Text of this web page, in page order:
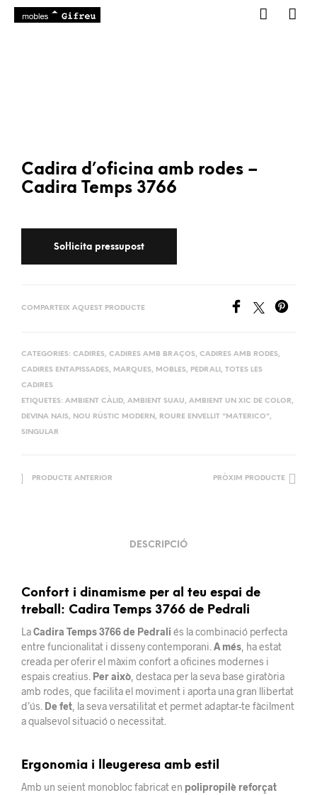
Cadira d’oficina amb rodes –
Cadira Temps 3766
COMPARTEIX AQUEST PRODUCTE
CATEGORIES: CADIRES, CADIRES AMB BRAÇOS, CADIRES AMB RODES,
CADIRES ENTAPISSADES, MARQUES, MOBLES, PEDRALI , TOTES LES
CADIRES
ETIQUETES: AMBIENT CÀLID, AMBIENT SUAU, AMBIENT UN XIC DE COLOR,
DEVINA NAIS, NOU RÚSTIC MODERN , ROURE ENVELLIT "MATERICO",
SINGULAR
PRODUCTE ANTERIOR PRÒXIM PRODUCTE
DESCRIPCIÓ
Confort i dinamisme per al teu espai de
treball: Cadira Temps 3766 de Pedrali
LaCadira Temps 3766 de Pedrali és la combinació perfecta
entre funcionalitat i disseny contemporani. A més , ha estat
creada per oferir el màxim confort a oficines modernes i
espais creatius. Per això , destaca per la seva base giratòria
amb rodes, que facilita el moviment i aporta una gran llibertat
d’ús. De fet , la seva versatilitat et permet adaptar-te fàcilment
a qualsevol situació o necessitat.
Ergonomia i lleugeresa amb estil
Amb un seient monobloc fabricat en polipropilè reforçat